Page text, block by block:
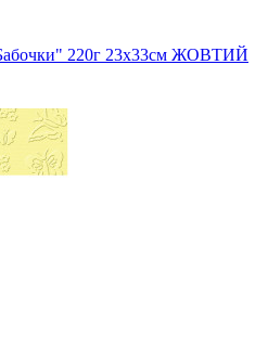
220г 23х33см ЖОВТИЙ